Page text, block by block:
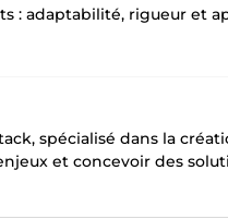
: adaptabilité, rigueur et
spécialisé dans la
et concevoir des